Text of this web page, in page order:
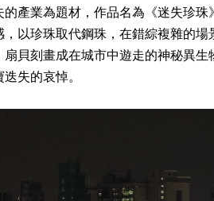
產業為題材，作品名為《迷失珍
以珍珠取代鋼珠，在錯綜複雜的
貝刻畫成在城市中遊走的神秘異
失的哀悼。